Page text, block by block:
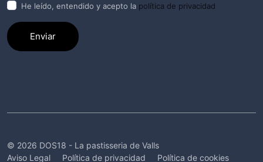
He leído, entendido y acepto la política de privacidad
Enviar
© 2026 DOS18 - La pastisseria de Valls
Aviso Legal
Política de privacidad Política de cookies